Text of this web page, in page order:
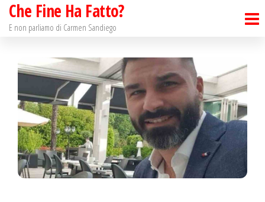
SaltaChe Fine Ha Fatto?
E non parliamo di Carmen Sandiego